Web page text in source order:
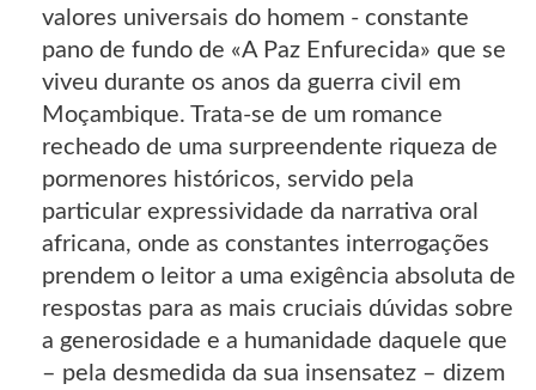
valores universais do homem - constante
pano de fundo de «A Paz Enfurecida» que se
viveu durante os anos da guerra civil em
Moçambique. Trata-se de um romance
recheado de uma surpreendente riqueza de
pormenores históricos, servido pela
particular expressividade da narrativa oral
africana, onde as constantes interrogações
prendem o leitor a uma exigência absoluta de
respostas para as mais cruciais dúvidas sobre
a generosidade e a humanidade daquele que
– pela desmedida da sua insensatez – dizem